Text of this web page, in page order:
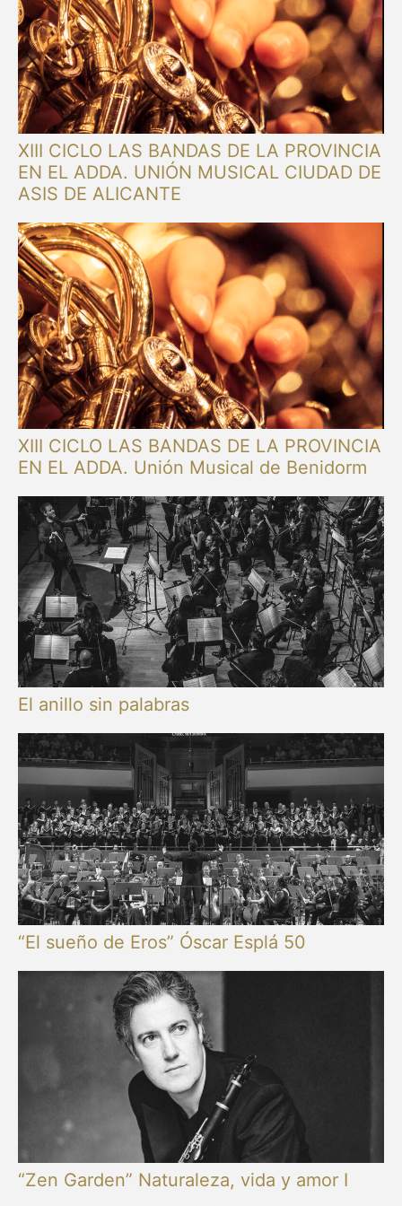
XIII CICLO LAS BANDAS DE LA PROVINCIA
EN EL ADDA. UNIÓN MUSICAL CIUDAD DE
ASIS DE ALICANTE
XIII CICLO LAS BANDAS DE LA PROVINCIA
EN EL ADDA. Unión Musical de Benidorm
El anillo sin palabras
“El sueño de Eros” Óscar Esplá 50
“Zen Garden” Naturaleza, vida y amor I